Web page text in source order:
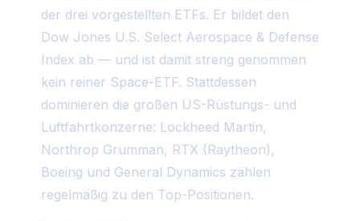
der drei vorgestellten ETFs. Er bildet den
Dow Jones U.S. Select Aerospace & Defense
Index ab — und ist damit streng genommen
kein reiner Space-ETF. Stattdessen
dominieren die großen US-Rüstungs- und
Luftfahrtkonzerne: Lockheed Martin,
Northrop Grumman, RTX (Raytheon),
Boeing und General Dynamics zählen
regelmäßig zu den Top-Positionen.